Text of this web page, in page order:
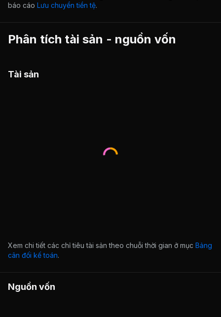
báo cáo Lưu chuyển tiền tệ.
Phân tích tài sản - nguồn vốn
Tài sản
Xem chi tiết các chỉ tiêu tài sản theo chuỗi thời gian ở mục Bảng
cân đối kế toán.
Nguồn vốn